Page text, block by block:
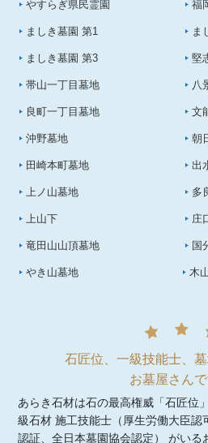
やすらぎ県民霊園 福
ましき墓園 第1 ま
ましき墓園 第3 堅
帯山一丁目墓地 八
良町一丁目墓地 文
沖野墓地 朝
田崎本町墓地 出
上ノ山墓地 多
上山下 庄
竜田山山頂墓地 国
やき山墓地 木
石匠位、一級技能士、
お墓屋さんで
あらき石材は石の最高権威「石匠位
級石材 施工技能士（厚生労働大臣認
認証、全日本墓園協会認定） がいる